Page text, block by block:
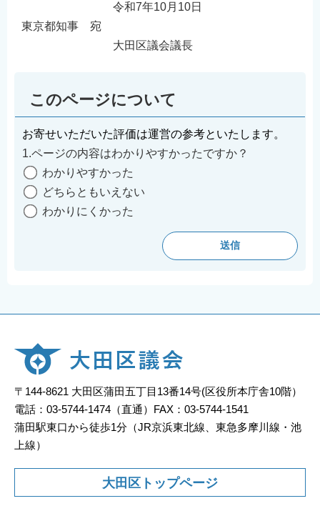
令和7年10月10日
東京都知事 宛
大田区議会議長
このページについて
お寄せいただいた評価は運営の参考といたします。
1.ページの内容はわかりやすかったですか？
わかりやすかった
どちらともいえない
わかりにくかった
〒144-8621 大田区蒲田五丁目13番14号(区役所本庁舎10階）
電話：03-5744-1474（直通）FAX：03-5744-1541
蒲田駅東口から徒歩1分（JR京浜東北線、東急多摩川線・池
上線）
大田区トップページ